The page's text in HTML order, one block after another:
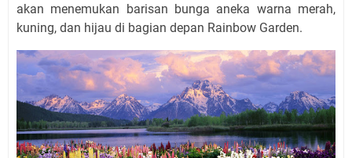
akan menemukan barisan bunga aneka warna merah,
kuning, dan hijau di bagian depan Rainbow Garden.